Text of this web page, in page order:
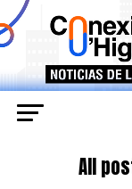
All